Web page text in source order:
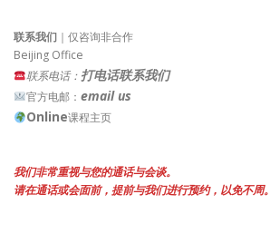
联系我们 ｜仅咨询非合作
Beijing Office
联系电话： 打电话联系我们
官方电邮： email us
Online课程主页
我们非常重视与您的通话与会谈。
请在通话或会面前，提前与我们进行预约，以免不周